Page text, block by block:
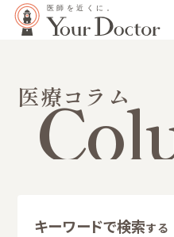
医療コラム
キーワードで検索する